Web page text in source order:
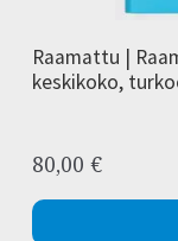
Raamattu |
keskikoko,
80,00€